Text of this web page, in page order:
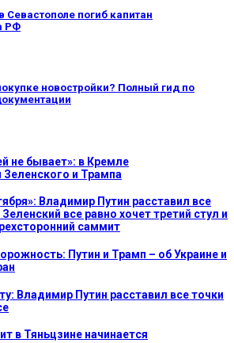
Севастополе погиб капитан
РФ
новостройки? Полный гид по
не бывает»: в Кремле
и Трампа
Владимир Путин расставил все
все равно хочет третий стул и
саммит
Путин и Трамп – об Украине и
Владимир Путин расставил все точки
в Тяньцзине начинается